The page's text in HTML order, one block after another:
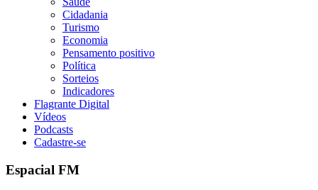
Cidadania
Turismo
Economia
Pensamento positivo
Política
Sorteios
Indicadores
Flagrante Digital
Vídeos
Podcasts
Cadastre-se
Espacial FM